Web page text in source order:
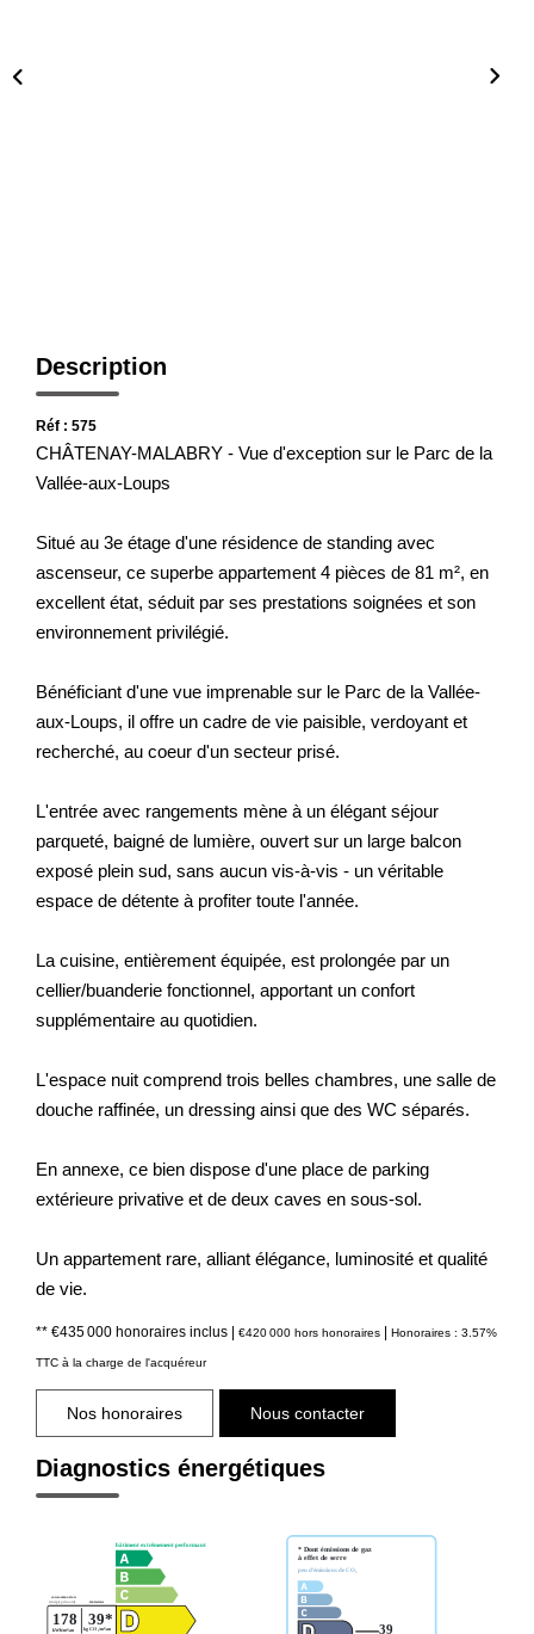
Description
Réf : 575
CHÂTENAY-MALABRY - Vue d'exception sur le Parc de la
Vallée-aux-Loups
Situé au 3e étage d'une résidence de standing avec
ascenseur, ce superbe appartement 4 pièces de 81 m², en
excellent état, séduit par ses prestations soignées et son
environnement privilégié.
Bénéficiant d'une vue imprenable sur le Parc de la Vallée-
aux-Loups, il offre un cadre de vie paisible, verdoyant et
recherché, au coeur d'un secteur prisé.
L'entrée avec rangements mène à un élégant séjour
parqueté, baigné de lumière, ouvert sur un large balcon
exposé plein sud, sans aucun vis-à-vis - un véritable
espace de détente à profiter toute l'année.
La cuisine, entièrement équipée, est prolongée par un
cellier/buanderie fonctionnel, apportant un confort
supplémentaire au quotidien.
L'espace nuit comprend trois belles chambres, une salle de
douche raffinée, un dressing ainsi que des WC séparés.
En annexe, ce bien dispose d'une place de parking
extérieure privative et de deux caves en sous-sol.
Un appartement rare, alliant élégance, luminosité et qualité
de vie.
** €435 000 honoraires inclus | €420 000 hors honoraires | Honoraires : 3.57%
TTC à la charge de l'acquéreur
Nos honoraires Nous contacter
Diagnostics énergétiques